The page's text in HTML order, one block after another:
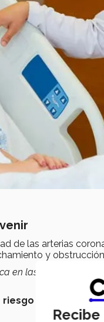
de las arterias
y
en las paredes de las
tradicionales